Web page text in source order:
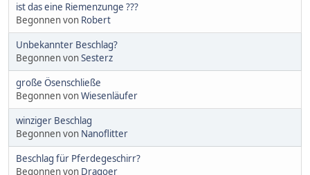
ist das eine Riemenzunge ???
Begonnen von Robert
Unbekannter Beschlag?
Begonnen vonSesterz
große Ösenschließe
Begonnen vonWiesenläufer
winziger Beschlag
Begonnen von Nanoflitter
Beschlag für Pferdegeschirr?
Begonnen von Dragoer